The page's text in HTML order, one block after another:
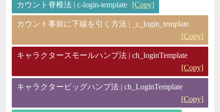
カウント脊椎法 | c-login-template [Copy]
カウント事前に下線を引く方法 | _c_login_template
[Copy]
キャラクタースモールハンプ法 | ch_loginTemplate
[Copy]
キャラクタービッグハンプ法 | ch_LoginTemplate
[Copy]